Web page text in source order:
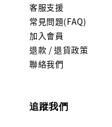
客服支援
常見問題(FAQ)
加入會員
退款 / 退貨政策
聯絡我們
追蹤我們